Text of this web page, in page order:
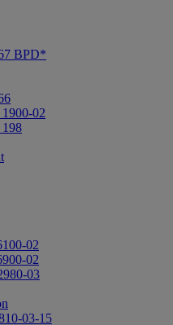
BPD*
02
02
02
03
03-15